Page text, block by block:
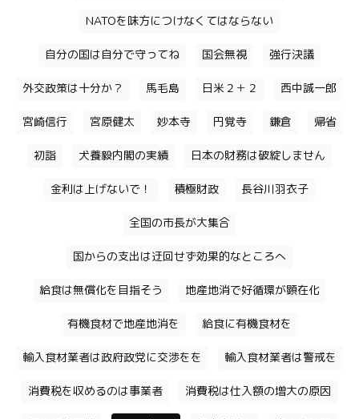
NATOを味方につけなくてはならない
自分の国は自分で守ってね 国会無視 強行決議
外交政策は十分か？ 馬毛島 日米２＋２ 西中誠一郎
宮崎信行 宮原健太 妙本寺 円覚寺 鎌倉 帰省
初詣 犬養毅内閣の実績 日本の財務は破綻しません
金利は上げないで！ 積極財政 長谷川羽衣子
全国の市長が大集合
国からの支出は迂回せず効果的なところへ
給食は無償化を目指そう 地産地消で好循環が顕在化
有機食材で地産地消を 給食に有機食材を
輸入食材業者は政府政党に交渉をを 輸入食材業者は警戒を
消費税を収めるのは事業者 消費税は仕入額の増大の原因